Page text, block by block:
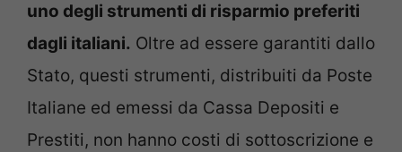
uno degli strumenti di risparmio preferiti
dagli italiani. Oltre ad essere garantiti dallo
Stato, questi strumenti, distribuiti da Poste
Italiane ed emessi da Cassa Depositi e
Prestiti, non hanno costi di sottoscrizione e